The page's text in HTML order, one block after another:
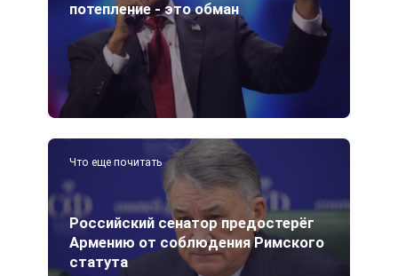
потепление - это обман
Что еще почитать
Российский сенатор предостерёг
Армению от соблюдения Римского
статута